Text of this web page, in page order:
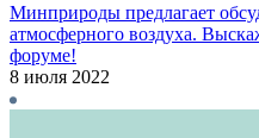
Минприроды предлагает
атмосферного воздуха.
форуме!
8 июля 2022